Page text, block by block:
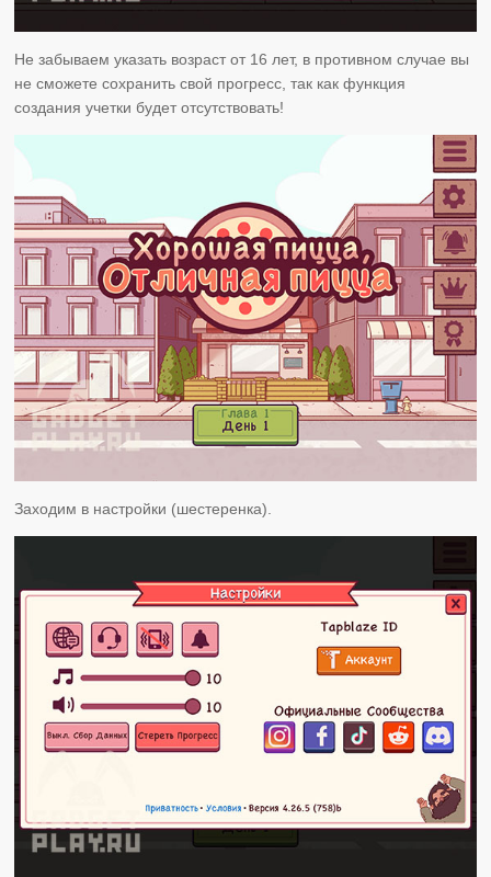
Не забываем указать возраст от 16 лет, в противном случае вы
не сможете сохранить свой прогресс, так как функция
создания учетки будет отсутствовать!
Заходим в настройки (шестеренка).